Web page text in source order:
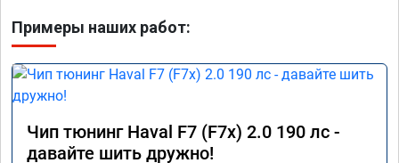
Примеры наших работ:
Чип тюнинг Haval F7 (F7x) 2.0 190 лс -
давайте шить дружно!